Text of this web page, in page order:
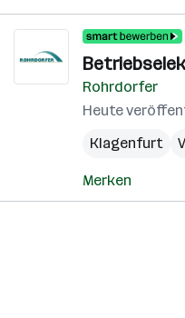
Rohrdorfer
Heute
Klagenfurt
Merken